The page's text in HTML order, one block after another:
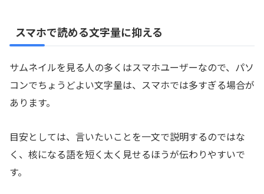
スマホで読める文字量に抑える
サムネイルを見る人の多くはスマホユーザーなので、パソ
コンでちょうどよい文字量は、スマホでは多すぎる場合が
あります。
目安としては、言いたいことを一文で説明するのではな
く、核になる語を短く太く見せるほうが伝わりやすいで
す。